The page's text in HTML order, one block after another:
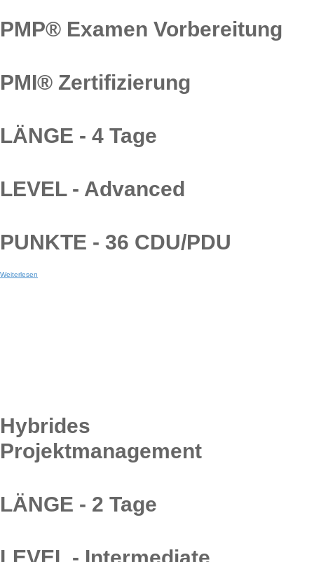
PMP® Examen Vorbereitung
PMI® Zertifizierung
LÄNGE - 4 Tage
LEVEL - Advanced
PUNKTE - 36 CDU/PDU
Weiterlesen
Hybrides
Projektmanagement
LÄNGE - 2 Tage